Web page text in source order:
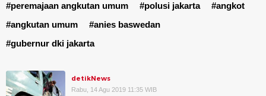
#peremajaan angkutan umum #polusi jakarta
#angkot
#angkutan umum
#anies baswedan
#gubernur dki jakarta
detikNews
Rabu, 14 Agu 2019 11:35 WIB